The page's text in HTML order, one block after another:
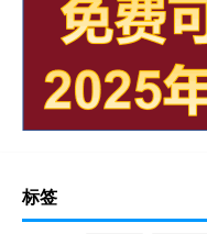
标签